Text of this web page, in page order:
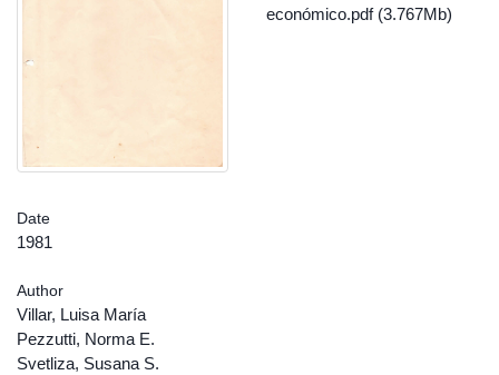
económico.pdf (3.767Mb)
Date
1981
Author
Villar, Luisa María
Pezzutti, Norma E.
Svetliza, Susana S.